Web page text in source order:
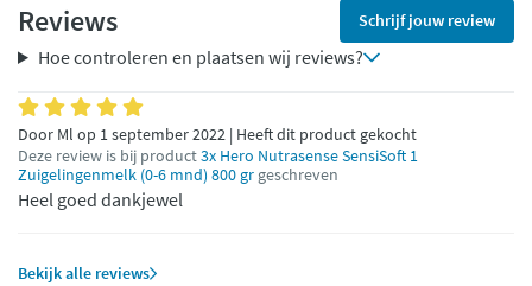
Reviews Schrijf jouw review
Hoe controleren en plaatsen wij reviews?
Door Ml op 1 september 2022 | Heeft dit product gekocht
Deze review is bij product3x Hero Nutrasense SensiSoft 1
Zuigelingenmelk (0-6 mnd) 800 gr geschreven
Heel goed dankjewel
Bekijk alle reviews